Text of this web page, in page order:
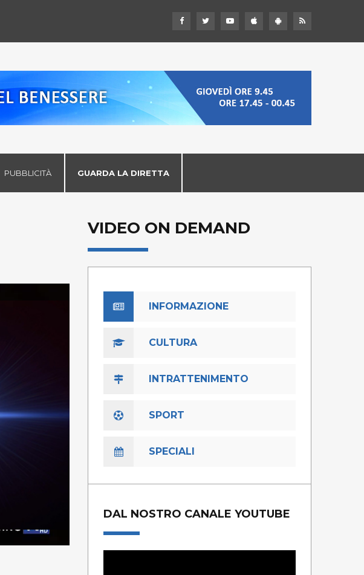
PUBBLICITÀ GUARDA LA DIRETTA
VIDEO ON DEMAND
INFORMAZIONE
CULTURA
INTRATTENIMENTO
SPORT
SPECIALI
DAL NOSTRO CANALE YOUTUBE